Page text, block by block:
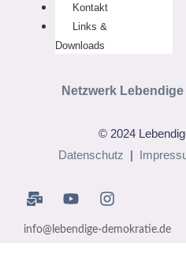
Kontakt
Links &
Downloads
Netzwerk
© 2024
Datenschutz |
info@lebendige-demokratie.de